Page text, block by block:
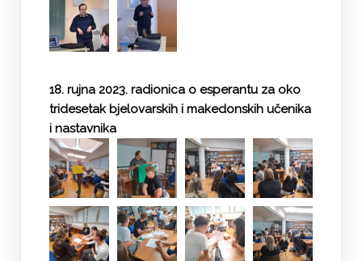
18. rujna 2023. radionica o esperantu za oko
tridesetak bjelovarskih i makedonskih učenika
i nastavnika